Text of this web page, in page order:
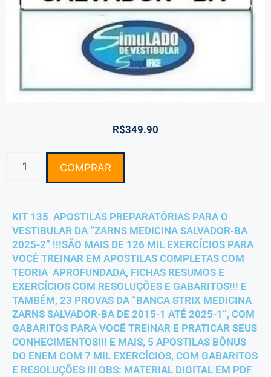
R$349.90
COMPRAR
KIT 135 APOSTILAS PREPARATÓRIAS PARA O
VESTIBULAR DA “ZARNS MEDICINA SALVADOR-BA
2025-2” !!!SÃO MAIS DE 126 MIL EXERCÍCIOS PARA
VOCÊ TREINAR EM APOSTILAS COMPLETAS COM
TEORIA APROFUNDADA, FICHAS RESUMOS E
EXERCÍCIOS COM RESOLUÇÕES E GABARITOS!!! E
TAMBÉM, 23 PROVAS DA “BANCA STRIX MEDICINA
ZARNS SALVADOR-BA DE 2015-1 ATÉ 2025-1”, COM
GABARITOS PARA VOCÊ TREINAR E PRATICAR SEUS
CONHECIMENTOS!!! E MAIS, 5 APOSTILAS BÔNUS
DO ENEM COM 7 MIL EXERCÍCIOS, COM GABARITOS
E RESOLUÇÕES !!! OBS: MATERIAL DIGITAL EM PDF